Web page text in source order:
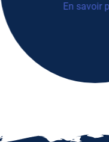
En savoir
: TULIPE